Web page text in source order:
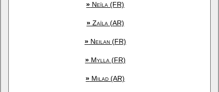
» Neïla (FR)
»Zaïla (AR)
»Neilan (FR)
»Mylla (FR)
» Milad (AR)